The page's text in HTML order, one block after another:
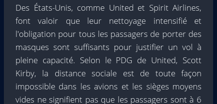
Des États-Unis, comme United et Spirit Airlines,
font valoir que leur nettoyage intensifié et
l'obligation pour tous les passagers de porter des
masques sont suffisants pour justifier un vol à
pleine capacité. Selon le PDG de United, Scott
Kirby, la distance sociale est de toute façon
impossible dans les avions et les sièges moyens
vides ne signifient pas que les passagers sont à 6